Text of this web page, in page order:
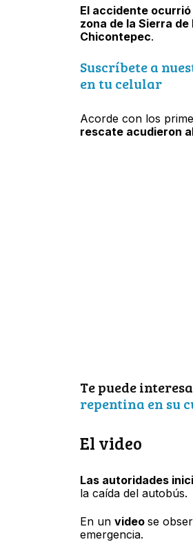
El accidente
zona de la Sierra
Chicontepec.
Suscríbete a
en tu celular
Acorde con los
rescate acudieron
Te puede
repentina en su
El video
Las autoridades
la caída del autobús.
En un video se
emergencia.